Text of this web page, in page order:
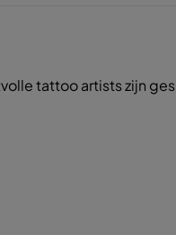
tattoo artists zijn